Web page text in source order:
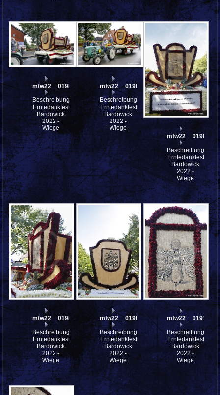
mfw22__0198410
Beschreibung:
Erntedankfest
Bardowick
2022 -
Wiege
mfw22__0198411
Beschreibung:
Erntedankfest
Bardowick
2022 -
Wiege
mfw22__0198192
Beschreibung:
Erntedankfest
Bardowick
2022 -
Wiege
mfw22__0198187
Beschreibung:
Erntedankfest
Bardowick
2022 -
Wiege
mfw22__0198174
Beschreibung:
Erntedankfest
Bardowick
2022 -
Wiege
mfw22__0197920
Beschreibung:
Erntedankfest
Bardowick
2022 -
Wiege